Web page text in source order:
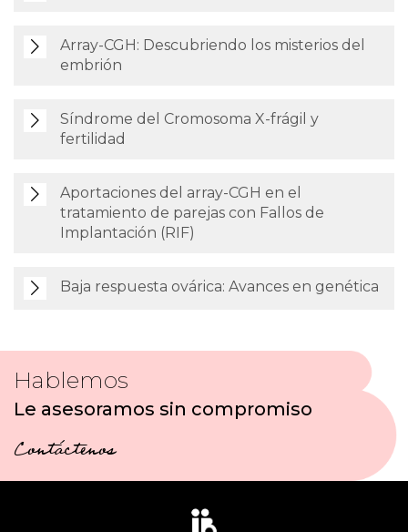
Array-CGH: Descubriendo los misterios del
embrión
Síndrome del Cromosoma X-frágil y
fertilidad
Aportaciones del array-CGH en el
tratamiento de parejas con Fallos de
Implantación (RIF)
Baja respuesta ovárica: Avances en genética
Hablemos
Le asesoramos sin compromiso
Contáctenos